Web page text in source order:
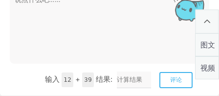
输入 12 + 39 结果: 评论
图文
视频